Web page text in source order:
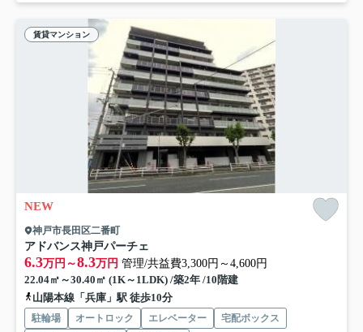
賃貸マンション
NEW
神戸市長田区二番町
アドバンス神戸パーチェ
6.3万円～8.3万円 管理/共益費3,300円～4,600円
22.04㎡～30.40㎡ (1K～1LDK) /築2年 /10階建
山陽本線「兵庫」駅 徒歩10分
駐輪場 オートロック エレベーター
宅配ボックス